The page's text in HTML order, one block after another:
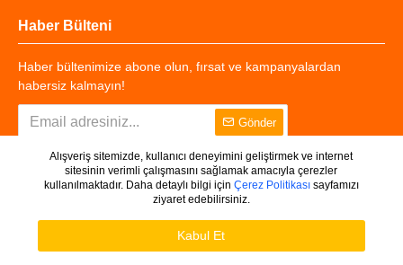
Haber Bülteni
Haber bültenimize abone olun, fırsat ve kampanyalardan
habersiz kalmayın!
Gönder
Copyright © 2025 - Tüm Hakları Saklıdır.
Alışveriş sitemizde, kullanıcı deneyimini geliştirmek ve internet
sitesinin verimli çalışmasını sağlamak amacıyla çerezler
kullanılmaktadır. Daha detaylı bilgi için Çerez Politikasısayfamızı
ziyaret edebilirsiniz.
Kabul Et
Ürünleri Filtrele